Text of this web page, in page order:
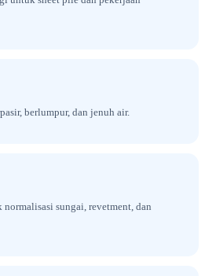
berlumpur, dan jenuh air.
sungai, revetment, dan